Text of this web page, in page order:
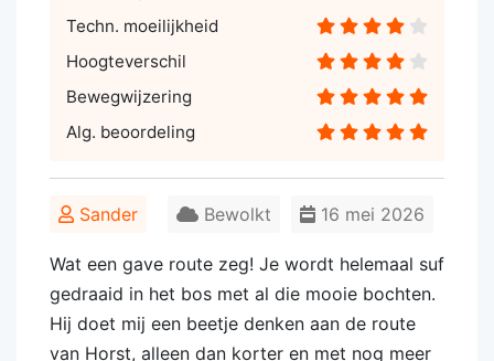
Techn. moeilijkheid
Hoogteverschil
Bewegwijzering
Alg. beoordeling
Sander 16 mei 2026
Bewolkt
Wat een gave route zeg! Je wordt helemaal suf
gedraaid in het bos met al die mooie bochten.
Hij doet mij een beetje denken aan de route
van Horst, alleen dan korter en met nog meer